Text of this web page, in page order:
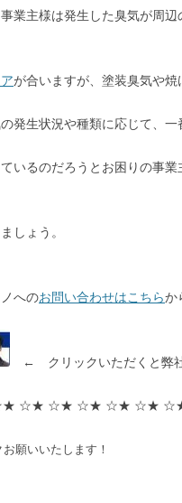
業主様は発生した臭気が周
が合いますが、塗装臭気や焼
発生状況や種類に応じて、一
いるのだろうとお困りの事
しょう。
へのお問い合わせはこちらか
← クリックいただくと弊社
☆★ ☆★ ☆★ ☆★ ☆★
願いいたします！